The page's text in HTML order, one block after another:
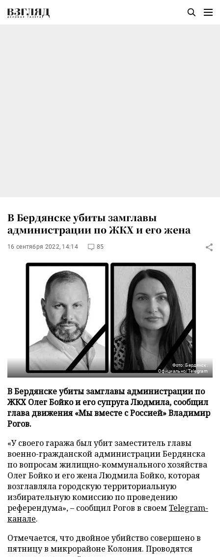
В Бердянске убиты замглавы
администрации по ЖКХ и его жена
16 сентября 2022, 14:14 85
Фото: Бердянск.
Официально/Telegram
В Бердянске убиты замглавы администрации по
ЖКХ Олег Бойко и его супруга Людмила, сообщил
глава движения «Мы вместе с Россией» Владимир
Рогов.
«У своего гаража был убит заместитель главы
военно-гражданской администрации Бердянска
по вопросам жилищно-коммунального хозяйства
Олег Бойко и его жена Людмила Бойко, которая
возглавляла городскую территориальную
избирательную комиссию по проведению
референдума», – сообщил Рогов в своемTelegram-
канале.
Отмечается, что двойное убийство совершено в
пятницу в микрорайоне Колония. Проводятся